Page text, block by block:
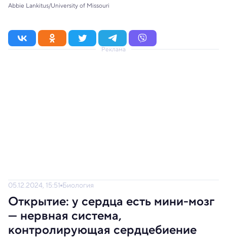
Abbie Lankitus/University of Missouri
Реклама
05.12.2024, 15:51 Биология
Открытие: у сердца есть мини-мозг
— нервная система,
контролирующая сердцебиение